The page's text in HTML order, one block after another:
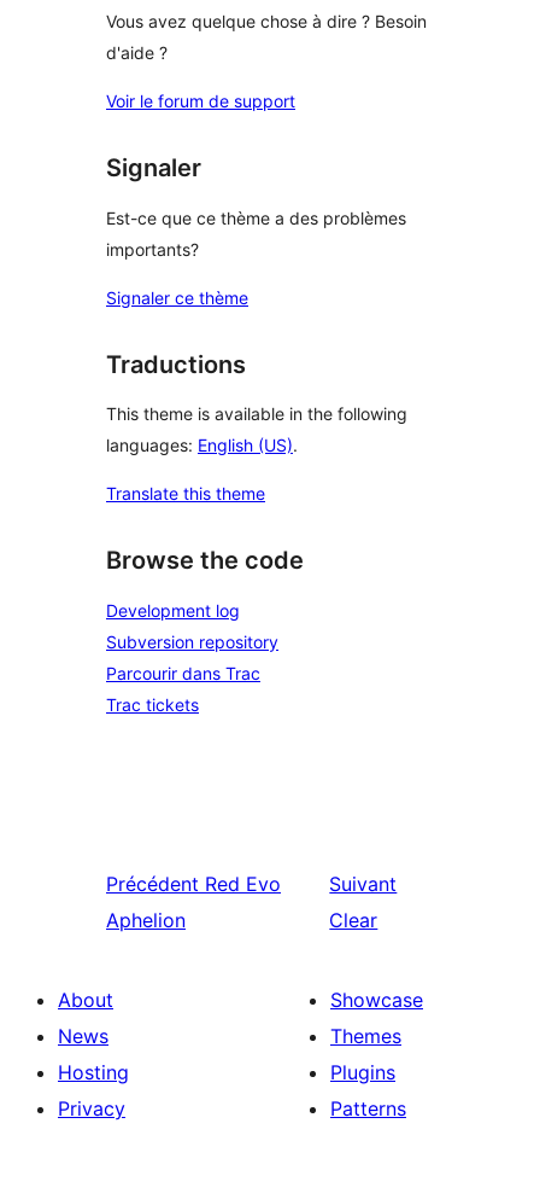
Vous avez quelque chose à dire ? Besoin
d'aide ?
Voir le forum de support
Signaler
Est-ce que ce thème a des problèmes
importants?
Signaler ce thème
Traductions
This theme is available in the following
languages: English (US).
Translate this theme
Browse the code
Development log
Subversion repository
Parcourir dans Trac
Trac tickets
Précédent Red Evo
Aphelion
Suivant
Clear
About
News
Hosting
Privacy
Showcase
Themes
Plugins
Patterns